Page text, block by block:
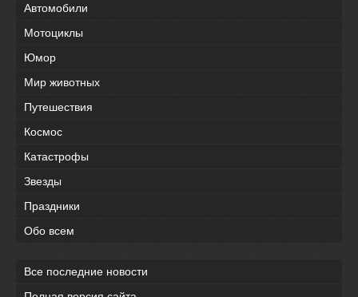
Автомобили
Мотоциклы
Юмор
Мир животных
Путешествия
Космос
Катастрофы
Звезды
Праздники
Обо всем
Все последние новости